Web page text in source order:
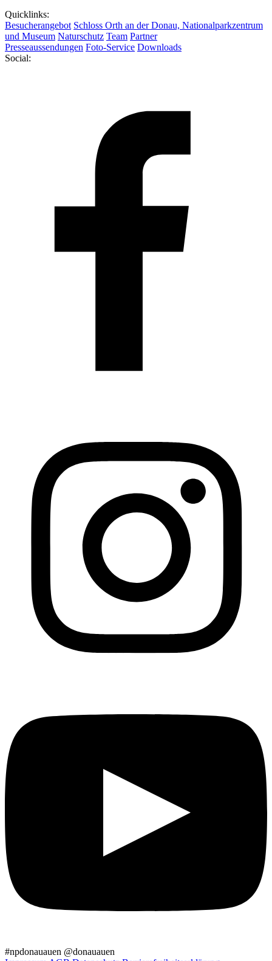
Quicklinks:
Besucherangebot Schloss Orth an der Donau, Nationalparkzentrum
und Museum Naturschutz Team Partner
Presseaussendungen Foto-Service Downloads
Social:
#npdonauauen @donauauen